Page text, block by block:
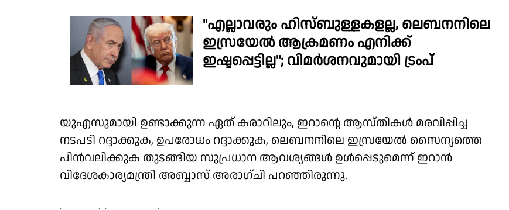
"എല്ലാവരും ഹിസ്ബുള്ളകളല്ല, ലെബനനിലെ
ഇസ്രയേല്‍ ആക്രമണം എനിക്ക്
ഇഷ്ടപ്പെട്ടില്ല"; വിമര്‍ശനവുമായി ട്രംപ്
യുഎസുമായി ഉണ്ടാക്കുന്ന ഏത് കരാറിലും, ഇറാന്റെ ആസ്തികള്‍ മരവിപ്പിച്ച
നടപടി റദ്ദാക്കുക, ഉപരോധം റദ്ദാക്കുക, ലെബനനിലെ ഇസ്രയേല്‍ സൈന്യത്തെ
പിന്‍വലിക്കുക തുടങ്ങിയ സുപ്രധാന ആവശ്യങ്ങള്‍ ഉള്‍പ്പെടുമെന്ന് ഇറാന്‍
വിദേശകാര്യമന്ത്രി അബ്ബാസ് അരാഗ്ചി പറഞ്ഞിരുന്നു.